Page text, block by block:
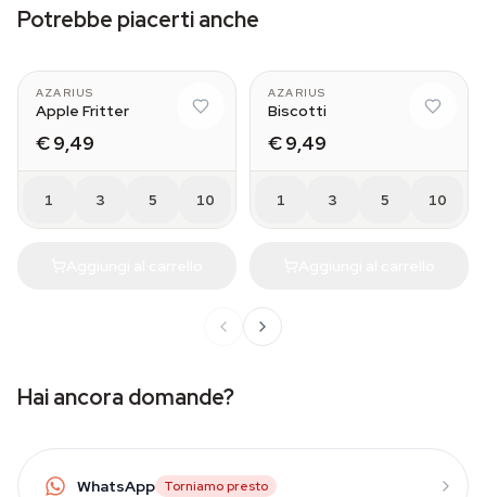
Potrebbe piacerti anche
AZARIUS
Apple Fritter
€ 9,49
1 3 5 10
AZARIUS
Biscotti
€ 9,49
1 3 5 10
Hai ancora domande?
WhatsApp Torniamo presto